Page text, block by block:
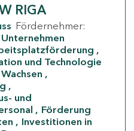
RIGA
Fördernehmer:
Unternehmen
und Technologie
und
Förderung
Investitionen in